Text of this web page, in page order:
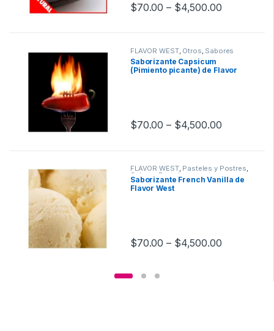
$70.00 – $4,500.00
FLAVOR WEST, Otros Sabores
surtidos Saborizantes
Saborizante Capsicum
(Pimiento picante) de Flavor
$70.00 – $4,500.00
FLAVOR WEST, Pasteles y Postres,
Sabor a Pasteles y postres ,
Saborizantes
Saborizante French Vanilla de
Flavor West
$70.00 – $4,500.00